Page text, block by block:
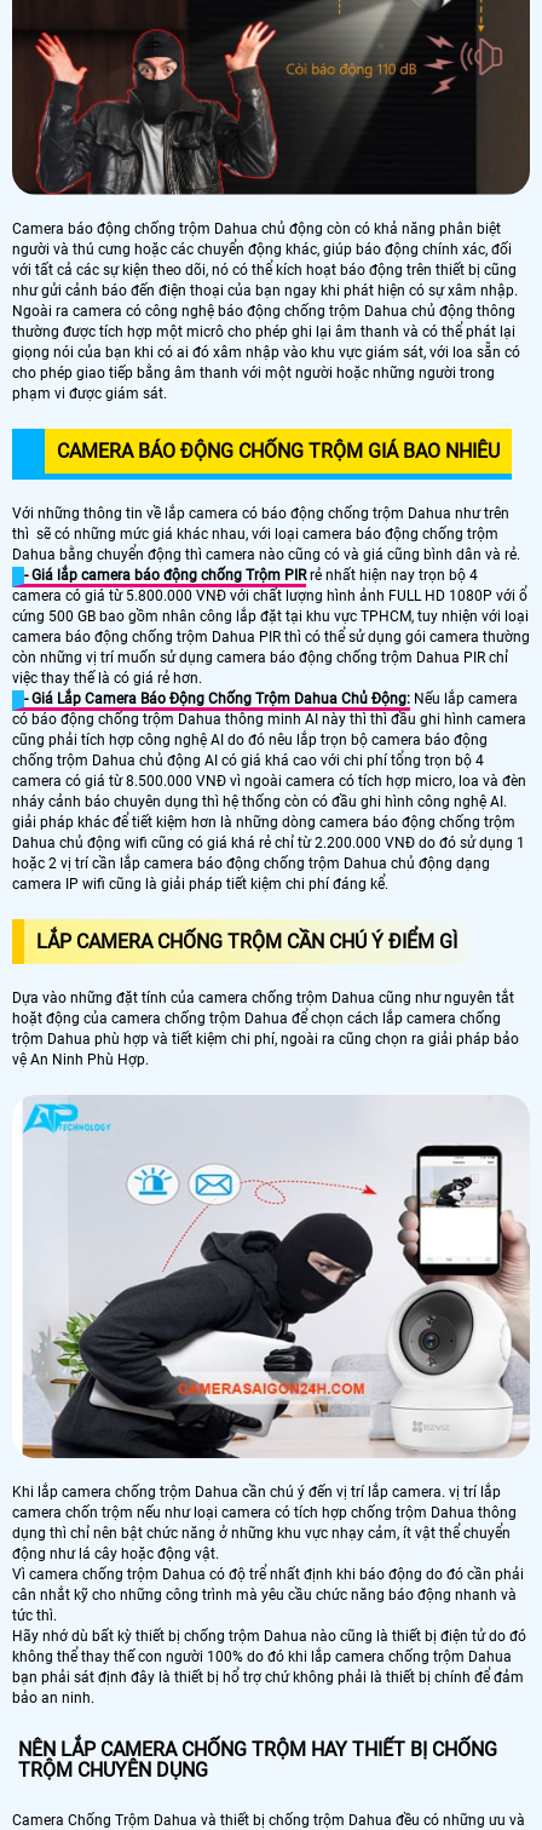
Camera báo động chống trộm Dahua chủ động còn có khả năng phân biệt
người và thú cưng hoặc các chuyển động khác, giúp báo động chính xác, đối
với tất cả các sự kiện theo dõi, nó có thể kích hoạt báo động trên thiết bị cũng
như gửi cảnh báo đến điện thoại của bạn ngay khi phát hiện có sự xâm nhập.
Ngoài ra camera có công nghệ báo động chống trộm Dahua chủ động thông
thường được tích hợp một micrô cho phép ghi lại âm thanh và có thể phát lại
giọng nói của bạn khi có ai đó xâm nhập vào khu vực giám sát, với loa sẵn có
cho phép giao tiếp bằng âm thanh với một người hoặc những người trong
phạm vi được giám sát.
CAMERA BÁO ĐỘNG CHỐNG TRỘM GIÁ BAO NHIÊU
Với những thông tin về lắp camera có báo động chống trộm Dahua như trên
thì sẽ có những mức giá khác nhau, với loại camera báo động chống trộm
Dahua bằng chuyển động thì camera nào cũng có và giá cũng bình dân và rẻ.
- Giá lắp camera báo động chống Trộm PIRrẻ nhất hiện nay trọn bộ 4
camera có giá từ 5.800.000 VNĐ với chất lượng hình ảnh FULL HD 1080P với ổ
cứng 500 GB bao gồm nhân công lắp đặt tại khu vực TPHCM, tuy nhiện với loại
camera báo động chống trộm Dahua PIR thì có thể sử dụng gói camera thường
còn những vị trí muốn sử dụng camera báo động chống trộm Dahua PIR chỉ
việc thay thế là có giá rẻ hơn.
- Giá Lắp Camera Báo Động Chống Trộm Dahua Chủ Động: Nếu lắp camera
có báo động chống trộm Dahua thông minh AI này thì thì đầu ghi hình camera
cũng phải tích hợp công nghệ AI do đó nêu lắp trọn bộ camera báo động
chống trộm Dahua chủ động AI có giá khá cao với chi phí tổng trọn bộ 4
camera có giá từ 8.500.000 VNĐ vì ngoài camera có tích hợp micro, loa và đèn
nháy cảnh báo chuyên dụng thì hệ thống còn có đầu ghi hình công nghệ AI.
giải pháp khác để tiết kiệm hơn là những dòng camera báo động chống trộm
Dahua chủ động wifi cũng có giá khá rẻ chỉ từ 2.200.000 VNĐ do đó sử dụng 1
hoặc 2 vị trí cần lắp camera báo động chống trộm Dahua chủ động dạng
camera IP wifi cũng là giải pháp tiết kiệm chi phí đáng kể.
LẮP CAMERA CHỐNG TRỘM CẦN CHÚ Ý ĐIỂM GÌ
Dựa vào những đặt tính của camera chống trộm Dahua cũng như nguyên tắt
hoặt động của camera chống trộm Dahua để chọn cách lắp camera chống
trộm Dahua phù hợp và tiết kiệm chi phí, ngoài ra cũng chọn ra giải pháp bảo
vệ An Ninh Phù Hợp.
Khi lắp camera chống trộm Dahua cần chú ý đến vị trí lắp camera. vị trí lắp
camera chốn trộm nếu như loại camera có tích hợp chống trộm Dahua thông
dụng thì chỉ nên bật chức năng ở những khu vực nhạy cảm, ít vật thể chuyển
động như lá cây hoặc động vật.
Vì camera chống trộm Dahua có độ trể nhất định khi báo động do đó cần phải
cân nhắt kỹ cho những công trình mà yêu cầu chức năng báo động nhanh và
tức thì.
Hãy nhớ dù bất kỳ thiết bị chống trộm Dahua nào cũng là thiết bị điện tử do đó
không thể thay thế con người 100% do đó khi lắp camera chống trộm Dahua
bạn phải sát định đây là thiết bị hổ trợ chứ không phải là thiết bị chính để đảm
bảo an ninh.
NÊN LẮP CAMERA CHỐNG TRỘM HAY THIẾT BỊ CHỐNG
TRỘM CHUYÊN DỤNG
Camera Chống Trộm Dahua và thiết bị chống trộm Dahua đều có những ưu và